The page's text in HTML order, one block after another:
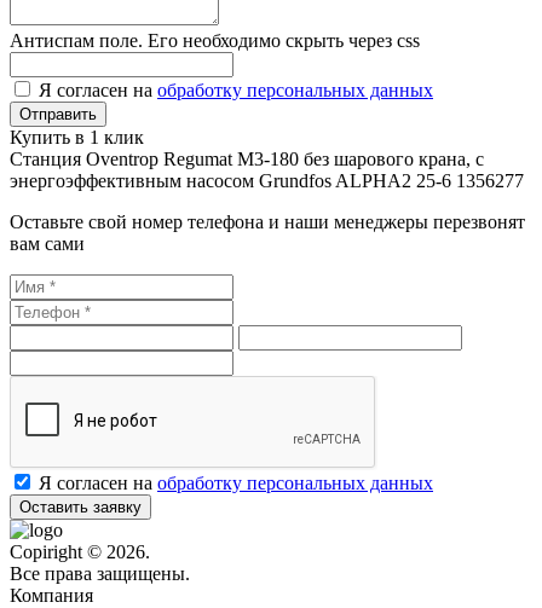
Антиспам поле. Его необходимо скрыть через css
Я согласен на обработку персональных данных
Купить в 1 клик
Станция Oventrop Regumat M3-180 без шарового крана, с
энергоэффективным насосом Grundfos ALPHA2 25-6 1356277
Оставьте свой номер телефона и наши менеджеры перезвонят
вам сами
Я согласен на обработку персональных данных
Оставить заявку
Copiright © 2026.
Все права защищены.
Компания